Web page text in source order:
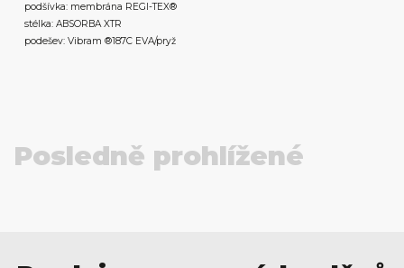
podšívka: membrána REGI-TEX®
stélka: ABSORBA XTR
podešev: Vibram ®187C EVA/pryž
Posledně prohlížené